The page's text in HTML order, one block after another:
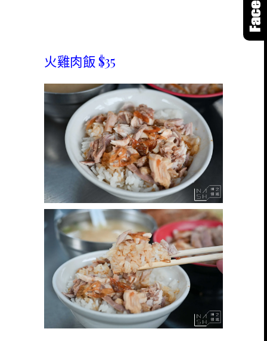
火雞肉飯 $35